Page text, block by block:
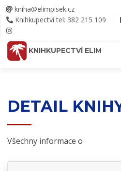
kniha@elimpisek.cz
Knihkupectví tel: 382 215 109
KNIHKUPECTVÍ ELIM
DETAIL
Všechny informace o